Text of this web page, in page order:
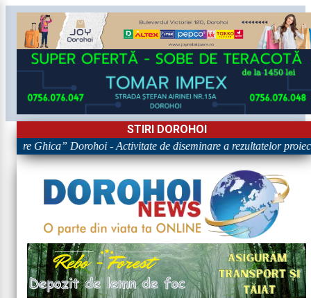
STIRI DOROHOI
Ghica” Dorohoi - Activitate de diseminare a rezultatelor